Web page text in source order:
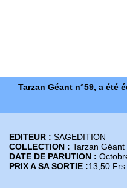
Tarzan Géant n°59, a été
EDITEUR : SAGEDITION
COLLECTION : Tarzan Géant
DATE DE PARUTION :
PRIX A SA SORTIE :13,50 Frs.